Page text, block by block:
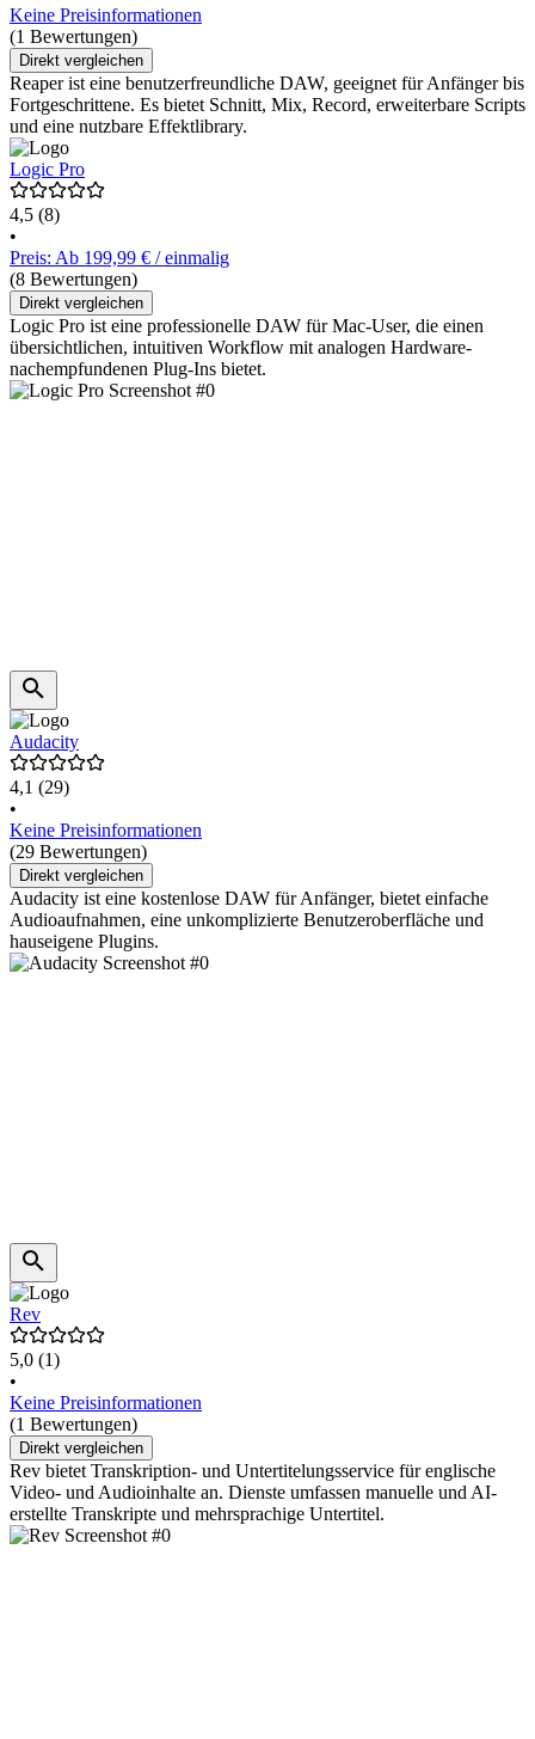
Keine Preisinformationen
(1 Bewertungen)
Direkt vergleichen
Reaper ist eine benutzerfreundliche DAW, geeignet für Anfänger bis
Fortgeschrittene. Es bietet Schnitt, Mix, Record, erweiterbare Scripts
und eine nutzbare Effektlibrary.
Logic Pro
4,5 (8)
•
Preis: Ab 199,99 € / einmalig
(8 Bewertungen)
Direkt vergleichen
Logic Pro ist eine professionelle DAW für Mac-User, die einen
übersichtlichen, intuitiven Workflow mit analogen Hardware-
nachempfundenen Plug-Ins bietet.
Audacity
4,1 (29)
•
Keine Preisinformationen
(29 Bewertungen)
Direkt vergleichen
Audacity ist eine kostenlose DAW für Anfänger, bietet einfache
Audioaufnahmen, eine unkomplizierte Benutzeroberfläche und
hauseigene Plugins.
Rev
5,0 (1)
•
Keine Preisinformationen
(1 Bewertungen)
Direkt vergleichen
Rev bietet Transkription- und Untertitelungsservice für englische
Video- und Audioinhalte an. Dienste umfassen manuelle und AI-
erstellte Transkripte und mehrsprachige Untertitel.